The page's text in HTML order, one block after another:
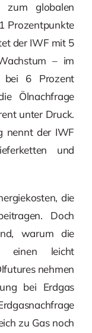
zum globalen
Prozentpunkte
der IWF mit 5
– im
bei 6 Prozent
Ölnachfrage
unter Druck.
nennt der IWF
und
die
Doch
warum die
einen leicht
nehmen
bei Erdgas
zu Gas noch